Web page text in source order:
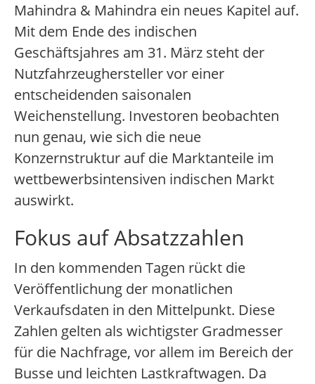
Mahindra & Mahindra ein neues Kapitel auf.
Mit dem Ende des indischen
Geschäftsjahres am 31. März steht der
Nutzfahrzeughersteller vor einer
entscheidenden saisonalen
Weichenstellung. Investoren beobachten
nun genau, wie sich die neue
Konzernstruktur auf die Marktanteile im
wettbewerbsintensiven indischen Markt
auswirkt.
Fokus auf Absatzzahlen
In den kommenden Tagen rückt die
Veröffentlichung der monatlichen
Verkaufsdaten in den Mittelpunkt. Diese
Zahlen gelten als wichtigster Gradmesser
für die Nachfrage, vor allem im Bereich der
Busse und leichten Lastkraftwagen. Da